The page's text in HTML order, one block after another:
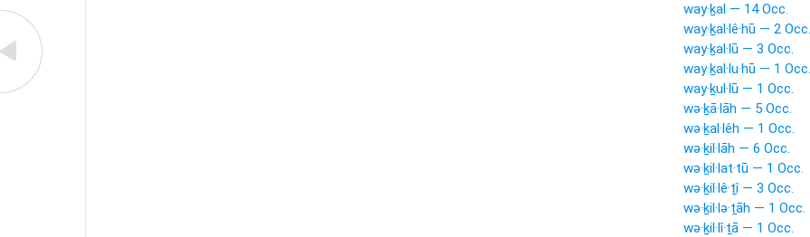
way·ḵal — 14 Occ.
way·ḵal·lê·hū — 2 Occ.
way·ḵal·lū — 3 Occ.
way·ḵal·lu·hū — 1 Occ.
way·ḵul·lū — 1 Occ.
wə·ḵā·lāh — 5 Occ.
wə·ḵal·lêh — 1 Occ.
wə·ḵil·lāh — 6 Occ.
wə·ḵil·lat·tū — 1 Occ.
wə·ḵil·lê·ṯî — 3 Occ.
wə·ḵil·lə·ṯāh — 1 Occ.
wə·ḵil·lî·ṯā — 1 Occ.